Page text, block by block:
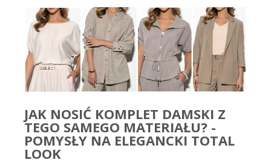
JAK NOSIĆ KOMPLET DAMSKI Z
TEGO SAMEGO MATERIAŁU? -
POMYSŁY NA ELEGANCKI TOTAL
LOOK